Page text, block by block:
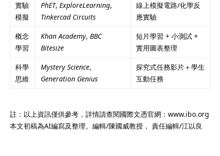
實驗
模擬
PhET, ExploreLearning,
Tinkercad Circuits
線上模擬電路/化學反
應實驗
概念
學習
Khan Academy, BBC
Bitesize
短片學習 + 小測試 +
實用圖表整理
科學
思維
Mystery Science,
Generation Genius
探究式任務影片＋學生
互動任務
註：以上資訊僅供參考，詳情請查閱國際文憑官網：www.ibo.org
本文初稿為AI編寫及整理。編輯/陳國威教授， 責任編輯/江以良